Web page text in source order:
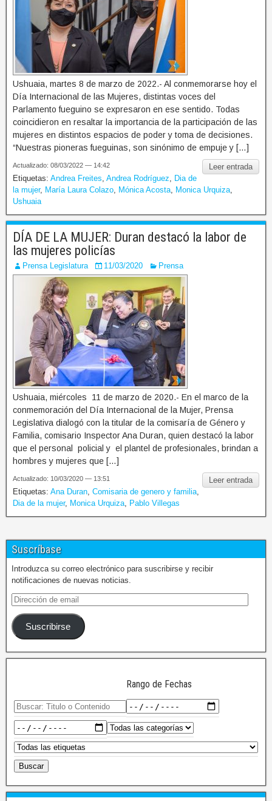
Ushuaia, martes 8 de marzo de 2022.- Al conmemorarse hoy el
Día Internacional de las Mujeres, distintas voces del
Parlamento fueguino se expresaron en ese sentido. Todas
coincidieron en resaltar la importancia de la participación de las
mujeres en distintos espacios de poder y toma de decisiones.
“Nuestras pioneras fueguinas, son sinónimo de empuje y […]
Leer entrada
Actualizado: 08/03/2022 — 14:42
Etiquetas: Andrea Freites Andrea Rodríguez
Dia de
la mujer, María Laura Colazo Mónica Acosta Monica Urquiza
Ushuaia
DÍA DE LA MUJER: Duran destacó la labor de
las mujeres policías
Prensa Legislatura 11/03/2020 Prensa
Ushuaia, miércoles 11 de marzo de 2020.- En el marco de la
conmemoración del Día Internacional de la Mujer, Prensa
Legislativa dialogó con la titular de la comisaría de Género y
Familia, comisario Inspector Ana Duran, quien destacó la labor
que el personal policial y el plantel de profesionales, brindan a
hombres y mujeres que […]
Leer entrada
Actualizado: 10/03/2020 — 13:51
Etiquetas: Ana Duran Comisaria de genero y familia
Dia de la mujer, Monica Urquiza Pablo Villegas
Suscríbase
Introduzca su correo electrónico para suscribirse y recibir
notificaciones de nuevas noticias.
Suscribirse
Rango de Fechas